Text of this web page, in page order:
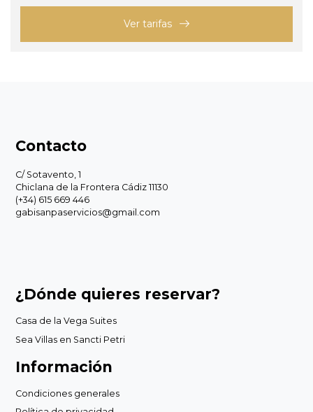
Ver tarifas
Contacto
C/ Sotavento, 1
Chiclana de la Frontera Cádiz 11130
(+34) 615 669 446
gabisanpaservicios@gmail.com
¿Dónde quieres reservar?
Casa de la Vega Suites
Sea Villas en Sancti Petri
Información
Condiciones generales